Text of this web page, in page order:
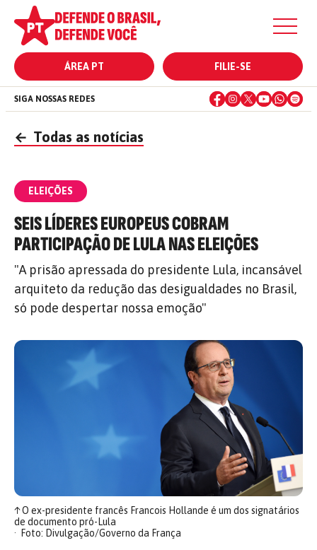
ÁREA PT FILIE-SE
SIGA NOSSAS REDES
← Todas as notícias
ELEIÇÕES
SEIS LÍDERES EUROPEUS COBRAM
PARTICIPAÇÃO DE LULA NAS ELEIÇÕES
"A prisão apressada do presidente Lula, incansável
arquiteto da redução das desigualdades no Brasil,
só pode despertar nossa emoção"
↑O ex-presidente francês Francois Hollande é um dos signatários
de documento pró-Lula
Foto: Divulgação/Governo da França